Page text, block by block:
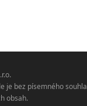
bez písemného
obsah.